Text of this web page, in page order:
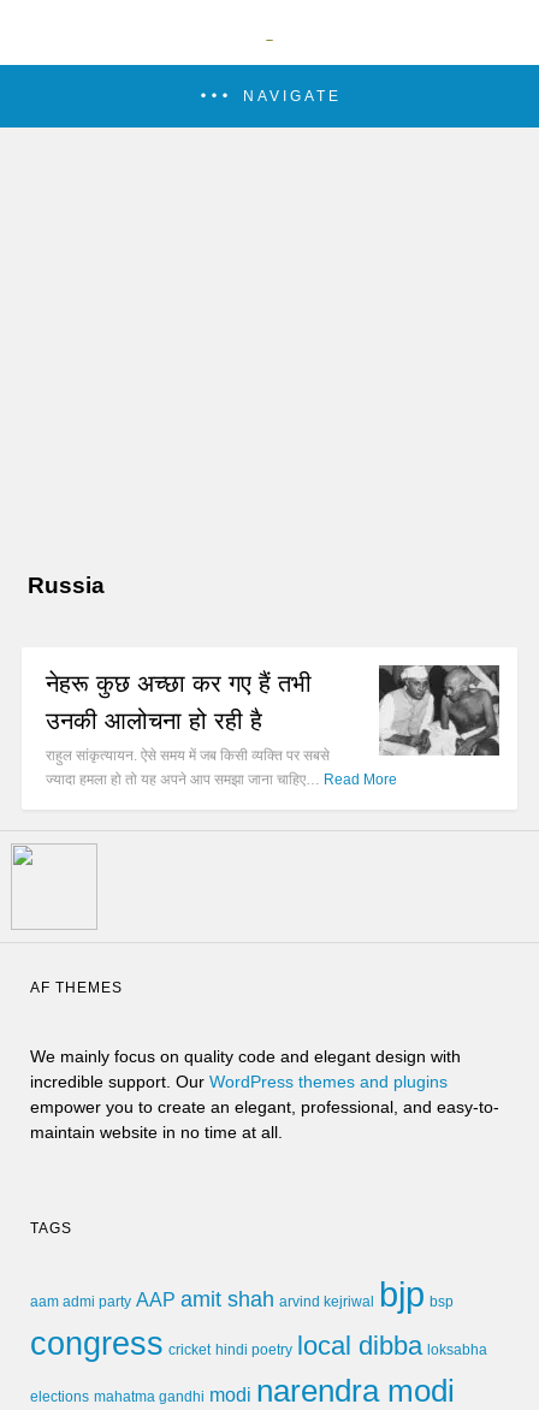
NAVIGATE
Russia
नेहरू कुछ अच्छा कर गए हैं तभी
उनकी आलोचना हो रही है
राहुल सांकृत्यायन. ऐसे समय में जब किसी व्यक्ति पर सबसे
ज्यादा हमला हो तो यह अपने आप समझा जाना चाहिए… Read More
AF THEMES
We mainly focus on quality code and elegant design with
incredible support. Our WordPress themes and plugins
empower you to create an elegant, professional, and easy-to-
maintain website in no time at all.
TAGS
aam admi party AAP amit shah arvind kejriwal bjp bsp
congress cricket hindi poetry local dibba loksabha
elections mahatma gandhi modi narendra modi